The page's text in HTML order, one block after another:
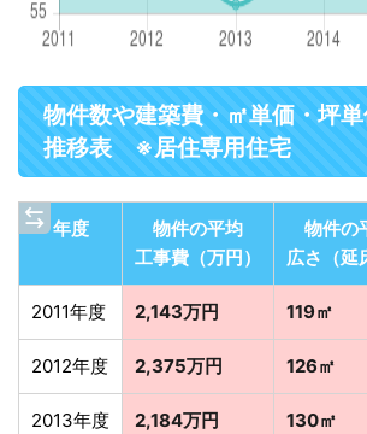
物件数や建築費・㎡単価・坪単
推移表 ※居住専用住宅
年度
物件の平均
工事費（万円）
物件の
広さ（延
2011年度 2,143万円 119㎡
2012年度 2,375万円 126㎡
2013年度 2,184万円 130㎡